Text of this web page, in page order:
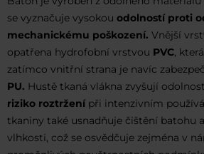
se vyznačuje vysokou odolností proti
mechanickému poškození. Vnější
opatřena hydrofobní vrstvou PVC ,
zatímco vnitřní strana je navíc
PU. Hustě tkaná vlákna zvyšují
riziko roztrženípři intenzivním
tkaniny také usnadňuje čištění batohu
vlhkosti, což se osvědčuje zejména v